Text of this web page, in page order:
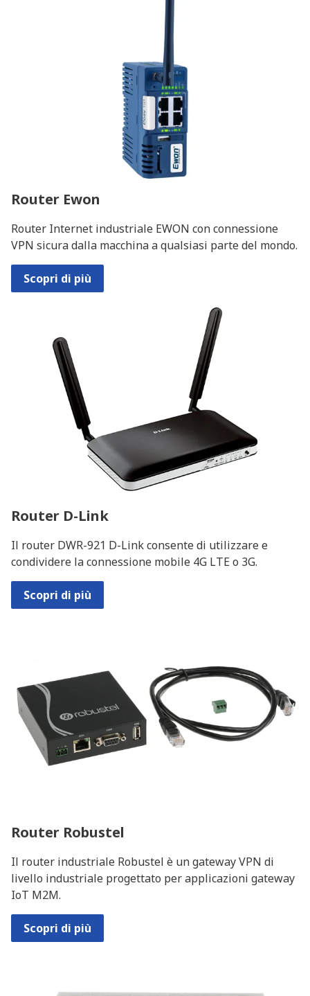
Router Ewon
Router Internet industriale EWON con connessione
VPN sicura dalla macchina a qualsiasi parte del mondo.
Scopri di più
Router D-Link
Il router DWR-921 D-Link consente di utilizzare e
condividere la connessione mobile 4G LTE o 3G.
Scopri di più
Router Robustel
Il router industriale Robustel è un gateway VPN di
livello industriale progettato per applicazioni gateway
IoT M2M.
Scopri di più